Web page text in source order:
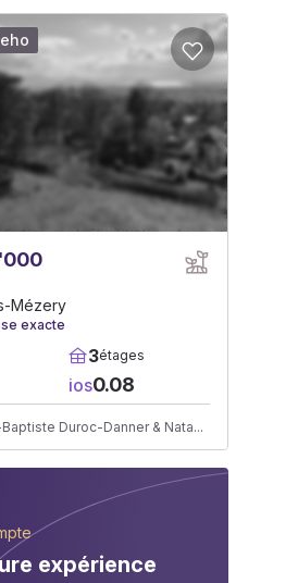
Mézery
exacte
3étages
ios0.08
Jean-Baptiste Duroc-Danner & Natasha Valko
expérience